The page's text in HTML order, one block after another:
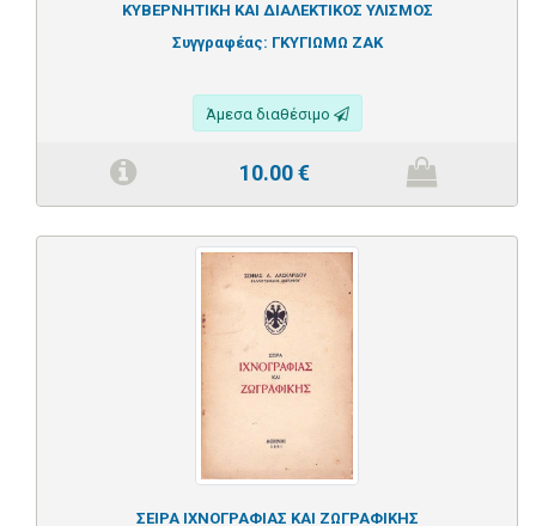
ΚΥΒΕΡΝΗΤΙΚΗ ΚΑΙ ΔΙΑΛΕΚΤΙΚΟΣ ΥΛΙΣΜΟΣ
Συγγραφέας: ΓΚΥΓΙΩΜΩ ΖΑΚ
Άμεσα διαθέσιμο
10.00€
ΣΕΙΡΑ ΙΧΝΟΓΡΑΦΙΑΣ ΚΑΙ ΖΩΓΡΑΦΙΚΗΣ